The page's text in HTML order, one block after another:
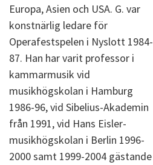
Europa, Asien och USA. G. var
konstnärlig ledare för
Operafestspelen i Nyslott 1984-
87. Han har varit professor i
kammarmusik vid
musikhögskolan i Hamburg
1986-96, vid Sibelius-Akademin
från 1991, vid Hans Eisler-
musikhögskolan i Berlin 1996-
2000 samt 1999-2004 gästande